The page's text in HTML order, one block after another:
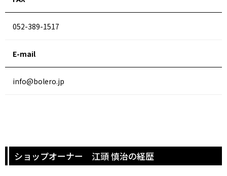
052-389-1517
E-mail
info@bolero.jp
ショップオーナー 江頭 慎治の経歴